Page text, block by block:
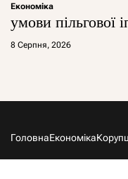
Економіка
умови пільгової
8 Серпня, 2026
ГоловнаЕкономіка